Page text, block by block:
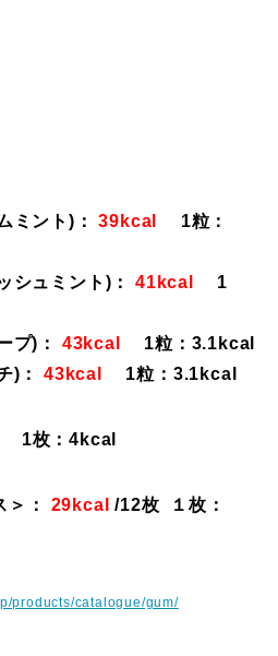
ミント)： 39kcal
1粒：
シュミント)：
41kcal
1
プ)：
43kcal
1粒：3.1kcal
)：
43kcal 1粒：3.1kcal
1枚：4kcal
： 29kcal /12枚 １枚：
products/catalogue/gum/